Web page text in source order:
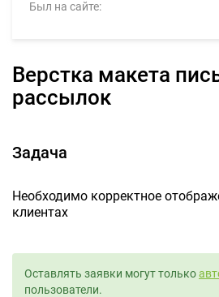
Был на сайте:
Верстка макета письма
рассылок
Задача
Необходимо корректное
клиентах
Оставлять заявки могут только
пользователи.